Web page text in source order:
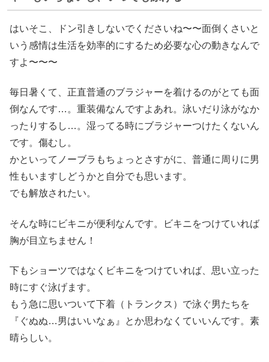
はいそこ、ドン引きしないでくださいね〜〜面倒くさいと
いう感情は生活を効率的にするため必要な心の動きなんで
すよ〜〜〜
毎日暑くて、正直普通のブラジャーを着けるのがとても面
倒なんです…。重装備なんですよあれ。泳いだり泳がなか
ったりするし…。湿ってる時にブラジャーつけたくないん
です。傷むし。
かといってノーブラもちょっとさすがに、普通に周りに男
性もいますしどうかと自分でも思います。
でも解放されたい。
そんな時にビキニが便利なんです。ビキニをつけていれば
胸が目立ちません！
下もショーツではなくビキニをつけていれば、思い立った
時にすぐ泳げます。
もう急に思いついて下着（トランクス）で泳ぐ男たちを
『ぐぬぬ…男はいいなぁ』とか思わなくていいんです。素
晴らしい。